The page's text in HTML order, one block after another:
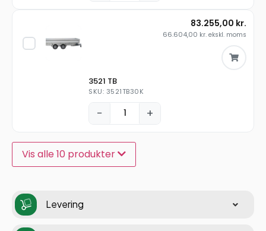
3521 TB
SKU: 3521TB30K
− +
83.255,00 kr.
66.604,00 kr. ekskl. moms
Vis alle 10 produkter
Levering